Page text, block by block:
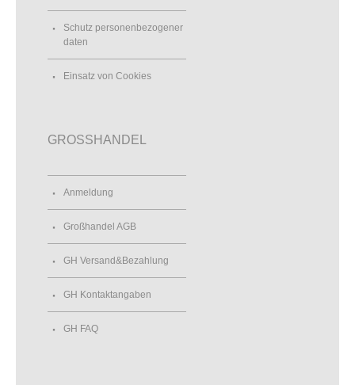
Schutz personenbezogener
daten
Einsatz von Cookies
GROSSHANDEL
Anmeldung
Großhandel AGB
GH Versand&Bezahlung
GH Kontaktangaben
GH FAQ